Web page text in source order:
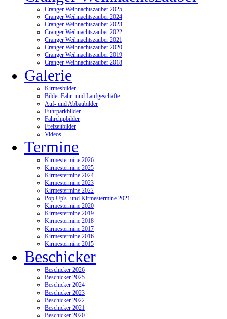
Cranger Weihnachtszauber 2025
Cranger Weihnachtszauber 2024
Cranger Weihnachtszauber 2023
Cranger Weihnachtszauber 2022
Cranger Weihnachtszauber 2021
Cranger Weihnachtszauber 2020
Cranger Weihnachtszauber 2019
Cranger Weihnachtszauber 2018
Galerie
Kirmesbilder
Bilder Fahr- und Laufgeschäfte
Auf- und Abbaubilder
Fuhrparkbilder
Fahrchipbilder
Freizeitbilder
Videos
Termine
Kirmestermine 2026
Kirmestermine 2025
Kirmestermine 2024
Kirmestermine 2023
Kirmestermine 2022
Pop Up's- und Kirmestermine 2021
Kirmestermine 2020
Kirmestermine 2019
Kirmestermine 2018
Kirmestermine 2017
Kirmestermine 2016
Kirmestermine 2015
Beschicker
Beschicker 2026
Beschicker 2025
Beschicker 2024
Beschicker 2023
Beschicker 2022
Beschicker 2021
Beschicker 2020